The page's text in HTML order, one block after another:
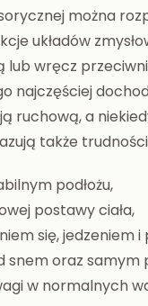
można
układów
lub wręcz
najczęściej
ruchową, a
także
podłożu,
postawy ciała,
się, jedzeniem i
snem oraz samym
w normalnych